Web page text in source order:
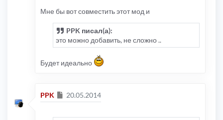
Мне бы вот совместить этот мод и
PPK писал(а):
это можно добавить, не сложно ..
Будет идеально
PPK Сообщение
20.05.2014